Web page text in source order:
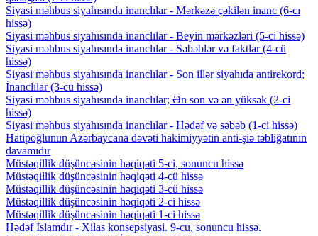
Siyasi məhbus siyahısında inanclılar - Mərkəzə çəkilən inanc (6-cı
hissə)
Siyasi məhbus siyahısında inanclılar - Beyin mərkəzləri (5-ci hissə)
Siyasi məhbus siyahısında inanclılar - Səbəblər və faktlar (4-cü
hissə)
Siyasi məhbus siyahısında inanclılar - Son illər siyahıda antirekord;
İnanclılar (3-cü hissə)
Siyasi məhbus siyahısında inanclılar; Ən son və ən yüksək (2-ci
hissə)
Siyasi məhbus siyahısında inanclılar - Hədəf və səbəb (1-ci hissə)
Hatipoğlunun Azərbaycana dəvəti hakimiyyətin anti-şiə təbliğatının
davamıdır
Müstəqillik düşüncəsinin həqiqəti 5-ci, sonuncu hissə
Müstəqillik düşüncəsinin həqiqəti 4-cü hissə
Müstəqillik düşüncəsinin həqiqəti 3-cü hissə
Müstəqillik düşüncəsinin həqiqəti 2-ci hissə
Müstəqillik düşüncəsinin həqiqəti 1-ci hissə
Hədəf İslamdır - Xilas konsepsiyasi. 9-cu, sonuncu hissə.